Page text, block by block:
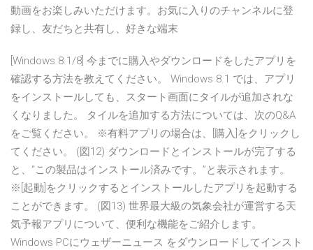
動画をお楽しみいただけます。お気に入りのチャンネルに登
録し、友だちと共有し、好きな端末
[Windows 8.1/8] 今までに購入やダウンロードをしたアプリを
確認する方法を教えてください。 Windows 8.1 では、アプリ
をインストールしても、スタート画面にタイルが追加されな
くなりました。 タイルを追加する方法については、次のQ&A
をご覧ください。 ※有料アプリの場合は、[購入]をクリックし
てください。 (図12) ダウンロードとインストールが完了する
と、“この製品はインストール済みです。”と表示されます。
※[起動]をクリックするとインストールしたアプリを起動する
ことができます。 (図13) 世界最大級の気象会社が運営する天
気予報アプリについて、便利な機能をご紹介します。
Windows PCにウェザーニュース をダウンロードしてインスト